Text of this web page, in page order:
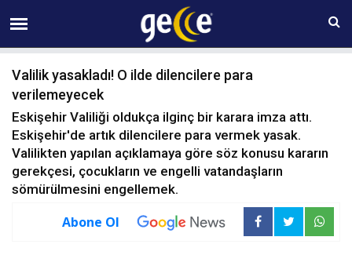
09 AĞUSTOS Pazar 17:38
Valilik yasakladı! O ilde dilencilere para
verilemeyecek
Eskişehir Valiliği oldukça ilginç bir karara imza attı.
Eskişehir'de artık dilencilere para vermek yasak.
Valilikten yapılan açıklamaya göre söz konusu kararın
gerekçesi, çocukların ve engelli vatandaşların
sömürülmesini engellemek.
Abone Ol